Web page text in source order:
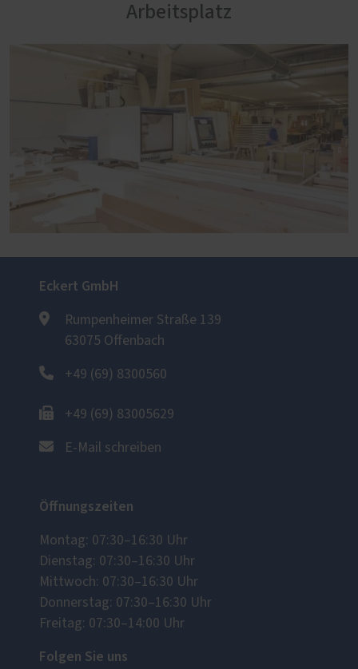
Arbeitsplatz
Eckert GmbH
Rumpenheimer Straße 139
63075 Offenbach
+49 (69) 8300560
+49 (69) 83005629
E-Mail schreiben
Öffnungszeiten
Montag: 07:30–16:30 Uhr
Dienstag: 07:30–16:30 Uhr
Mittwoch: 07:30–16:30 Uhr
Donnerstag: 07:30–16:30 Uhr
Freitag: 07:30–14:00 Uhr
Folgen Sie uns